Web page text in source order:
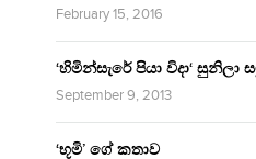
February 15, 2016
‘හිමින්සැරේ පියා විදා‘ සුනිලා
September 9, 2013
‘භූමි’ ගේ කතාව